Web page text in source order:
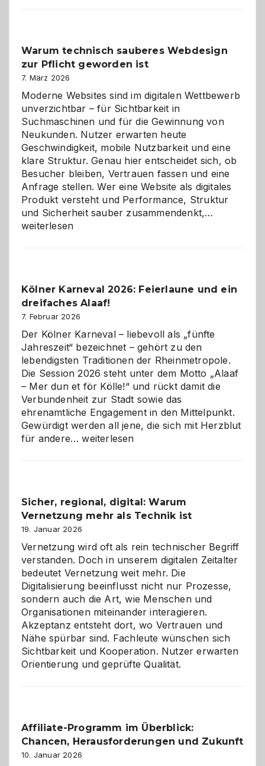
den
Logikrätseln
Warum technisch sauberes Webdesign
zur Pflicht geworden ist
7. März 2026
Moderne Websites sind im digitalen Wettbewerb
unverzichtbar – für Sichtbarkeit in
Suchmaschinen und für die Gewinnung von
Neukunden. Nutzer erwarten heute
Geschwindigkeit, mobile Nutzbarkeit und eine
klare Struktur. Genau hier entscheidet sich, ob
Besucher bleiben, Vertrauen fassen und eine
Anfrage stellen. Wer eine Website als digitales
Produkt versteht und Performance, Struktur
und Sicherheit sauber zusammendenkt,…
geworden
weiterlesen
Kölner Karneval 2026: Feierlaune und ein
dreifaches Alaaf!
7. Februar 2026
Der Kölner Karneval – liebevoll als „fünfte
Jahreszeit“ bezeichnet – gehört zu den
lebendigsten Traditionen der Rheinmetropole.
Die Session 2026 steht unter dem Motto „Alaaf
– Mer dun et för Kölle!“ und rückt damit die
Verbundenheit zur Stadt sowie das
ehrenamtliche Engagement in den Mittelpunkt.
Gewürdigt werden all jene, die sich mit Herzblut
für andere…Kölner
ein
dreifaches
Alaaf!
weiterlesen
Sicher, regional, digital: Warum
Vernetzung mehr als Technik ist
19. Januar 2026
Vernetzung wird oft als rein technischer Begriff
verstanden. Doch in unserem digitalen Zeitalter
bedeutet Vernetzung weit mehr. Die
Digitalisierung beeinflusst nicht nur Prozesse,
sondern auch die Art, wie Menschen und
Organisationen miteinander interagieren.
Akzeptanz entsteht dort, wo Vertrauen und
Nähe spürbar sind. Fachleute wünschen sich
Sichtbarkeit und Kooperation. Nutzer erwarten
Orientierung und geprüfte Qualität.
Affiliate-Programm im Überblick:
Chancen, Herausforderungen und Zukunft
10. Januar 2026